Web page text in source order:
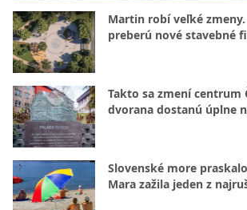
Martin robí veľké
preberú nové stavebné
Takto sa zmení centrum
dvorana dostanú úplne
Slovenské more
Mara zažila jeden z